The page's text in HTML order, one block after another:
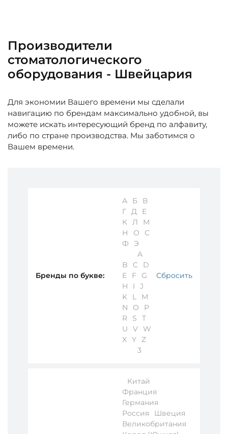
Производители
стоматологического
оборудования - Швейцария
Для экономии Вашего времени мы сделали
навигацию по брендам максимально удобной, вы
можете искать интересующий бренд по алфавиту,
либо по стране производства. Мы заботимся о
Вашем времени.
Бренды по букве:
А Б
В
Г
Д
Е
К
Л
М
Н
О
С
Ф
Э
A
B
C
D
E
F
G
H
I
J
K
L
M
N
O
P
R
S
T
U
V W
X Y
Z
3
Сбросить
Китай
Франция
Германия
Россия
Швеция
Великобритания